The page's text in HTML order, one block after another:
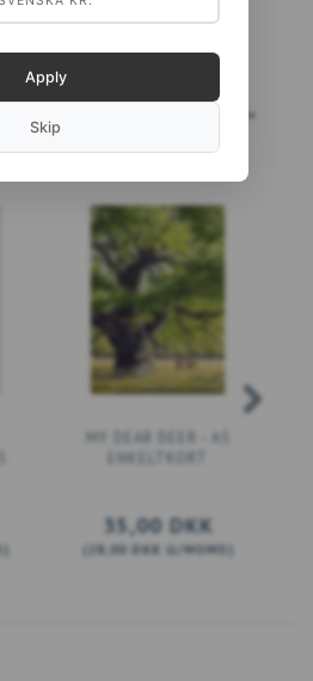
MY DEAR DEER - A5
ENKELTKORT
35,00 DKK
28,00 DKK U/MOMS
Apply
Skip